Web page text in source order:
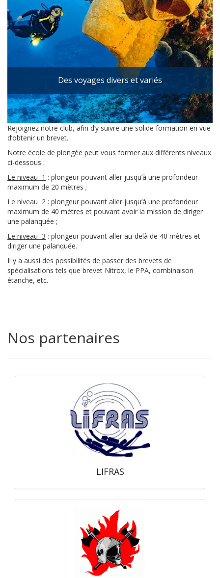
Des voyages divers et variés
Rejoignez notre club, afin d’y suivre une solide formation en vue
d’obtenir un brevet.
Notre école de plongée peut vous former aux différents niveaux
ci-dessous :
Le niveau 1 : plongeur pouvant aller jusqu’à une profondeur
maximum de 20 mètres ;
Le niveau 2 : plongeur pouvant aller jusqu’à une profondeur
maximum de 40 mètres et pouvant avoir la mission de diriger
une palanquée ;
Le niveau 3 : plongeur pouvant aller au-delà de 40 mètres et
diriger une palanquée.
Il y a aussi des possibilités de passer des brevets de
spécialisations tels que brevet Nitrox, le PPA, combinaison
étanche, etc.
Nos partenaires
LIFRAS